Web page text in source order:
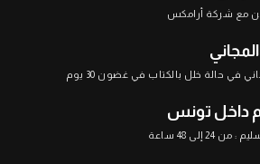
مع شركة أرامكس
المجاني
في حالة خلل بالكتاب في غضون 30 يوم
داخل تونس
24 إلى 48 ساعة